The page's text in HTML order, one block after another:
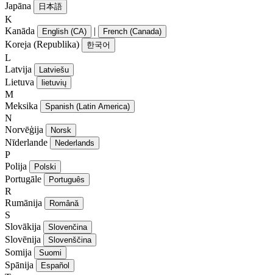
Japāna
日本語
K
Kanāda
English (CA) | French (Canada)
Koreja (Republika) 한국어
L
Latvija
Latviešu
Lietuva lietuvių
M
Meksika
Spanish (Latin America)
N
Norvēģija
Norsk
Nīderlande Nederlands
P
Polija
Polski
Portugāle Português
R
Rumānija
Română
S
Slovākija
Slovenčina
Slovēnija Slovenščina
Somija Suomi
Spānija Español